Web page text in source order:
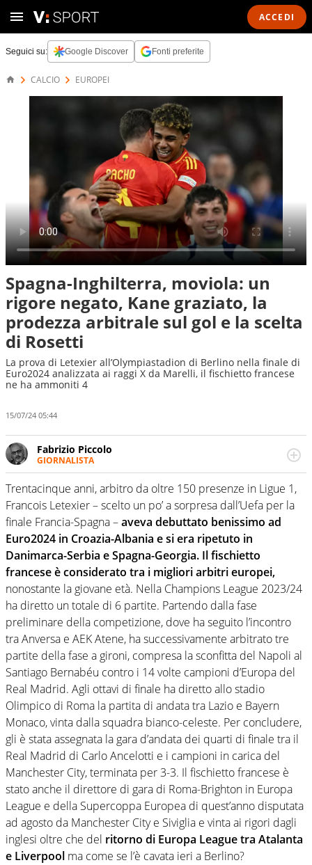
ACCEDI
Seguici su: Google Discover Fonti preferite
CALCIO EUROPEI
Spagna-Inghilterra, moviola: un
rigore negato, Kane graziato, la
prodezza arbitrale sul gol e la scelta
di Rosetti
La prova di Letexier all’Olympiastadion di Berlino nella finale di
Euro2024 analizzata ai raggi X da Marelli, il fischietto francese
ne ha ammoniti 4
15/07/24 05:44
Fabrizio Piccolo
GIORNALISTA
Nella sua carriera ha seguito numerose manifestazioni
sportive e collaborato con agenzie e testate. Esperienza,
competenza, conoscenza e memoria storica. Si occupa
prevalentemente di calcio
Trentacinque anni, arbitro da oltre 150 presenze in Ligue 1,
Francois Letexier – scelto un po’ a sorpresa dall’Uefa per la
finale Francia-Spagna –aveva debuttato benissimo ad
Euro2024 in Croazia-Albania e si era ripetuto in
Danimarca-Serbia e Spagna-Georgia. Il fischietto
francese è considerato tra i migliori arbitri europei,
nonostante la giovane età. Nella Champions League 2023/24
ha diretto un totale di 6 partite. Partendo dalla fase
preliminare della competizione, dove ha seguito l’incontro
tra Anversa e AEK Atene, ha successivamente arbitrato tre
partite della fase a gironi, compresa la sconfitta del Napoli al
Santiago Bernabéu contro i 14 volte campioni d’Europa del
Real Madrid. Agli ottavi di finale ha diretto allo stadio
Olimpico di Roma la partita di andata tra Lazio e Bayern
Monaco, vinta dalla squadra bianco-celeste. Per concludere,
gli è stata assegnata la gara d’andata dei quarti di finale tra il
Real Madrid di Carlo Ancelotti e i campioni in carica del
Manchester City, terminata per 3-3. Il fischietto francese è
stato anche il direttore di gara di Roma-Brighton in Europa
League e della Supercoppa Europea di quest’anno disputata
ad agosto da Manchester City e Siviglia e vinta ai rigori dagli
inglesi oltre che del ritorno di Europa League tra Atalanta
e Liverpool ma come se l’è cavata ieri a Berlino?